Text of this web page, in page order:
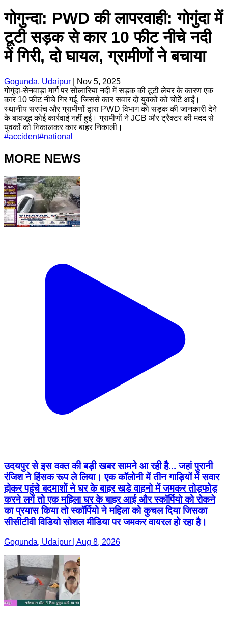
गोगुन्दा: PWD की लापरवाही: गोगुंदा में
टूटी सड़क से कार 10 फीट नीचे नदी
में गिरी, दो घायल, ग्रामीणों ने बचाया
Gogunda, Udaipur
Nov 5, 2025
गोगुंदा-सेनवाड़ा मार्ग पर सोलारिया नदी में सड़क की टूटी लेयर के कारण एक
कार 10 फीट नीचे गिर गई, जिससे कार सवार दो युवकों को चोटें आईं।
स्थानीय सरपंच और ग्रामीणों द्वारा PWD विभाग को सड़क की जानकारी देने
के बावजूद कोई कार्रवाई नहीं हुई। ग्रामीणों ने JCB और ट्रैक्टर की मदद से
युवकों को निकालकर कार बाहर निकाली।
#accident#national
MORE NEWS
उदयपुर से इस वक्त की बड़ी खबर सामने आ रही है... जहां पुरानी
रंजिश ने हिंसक रूप ले लिया। एक कॉलोनी में तीन गाड़ियों में सवार
होकर पहुंचे बदमाशों ने घर के बाहर खडे वाहनो में जमकर तोड़फोड़
करने लगें तो एक महिला घर के बाहर आई और स्कॉर्पियो को रोकने
का प्रयास किया तो स्कॉर्पियो ने महिला को कुचल दिया जिसका
सीसीटीवी विडियो सोशल मीडिया पर जमकर वायरल हो रहा है।
Gogunda, Udaipur | Aug 8, 2026